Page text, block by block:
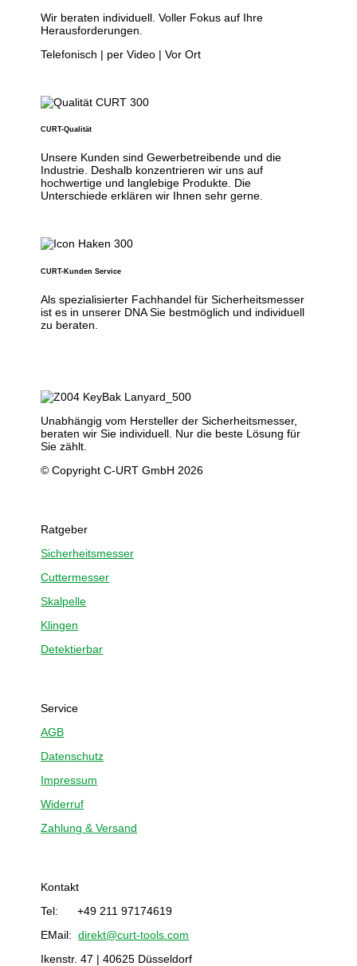
Wir beraten individuell. Voller Fokus auf Ihre
Herausforderungen.
Telefonisch | per Video | Vor Ort
CURT-Qualität
Unsere Kunden sind Gewerbetreibende und die
Industrie. Deshalb konzentrieren wir uns auf
hochwertige und langlebige Produkte. Die
Unterschiede erklären wir Ihnen sehr gerne.
CURT-Kunden Service
Als spezialisierter Fachhandel für Sicherheitsmesser
ist es in unserer DNA Sie bestmöglich und individuell
zu beraten.
Unabhängig vom Hersteller der Sicherheitsmesser,
beraten wir Sie individuell. Nur die beste Lösung für
Sie zählt.
© Copyright C-URT GmbH 2026
Ratgeber
Sicherheitsmesser
Cuttermesser
Skalpelle
Klingen
Detektierbar
Service
AGB
Datenschutz
Impressum
Widerruf
Zahlung & Versand
Kontakt
Tel: +49 211 97174619
EMail:direkt@curt-tools.com
Ikenstr. 47 | 40625 Düsseldorf